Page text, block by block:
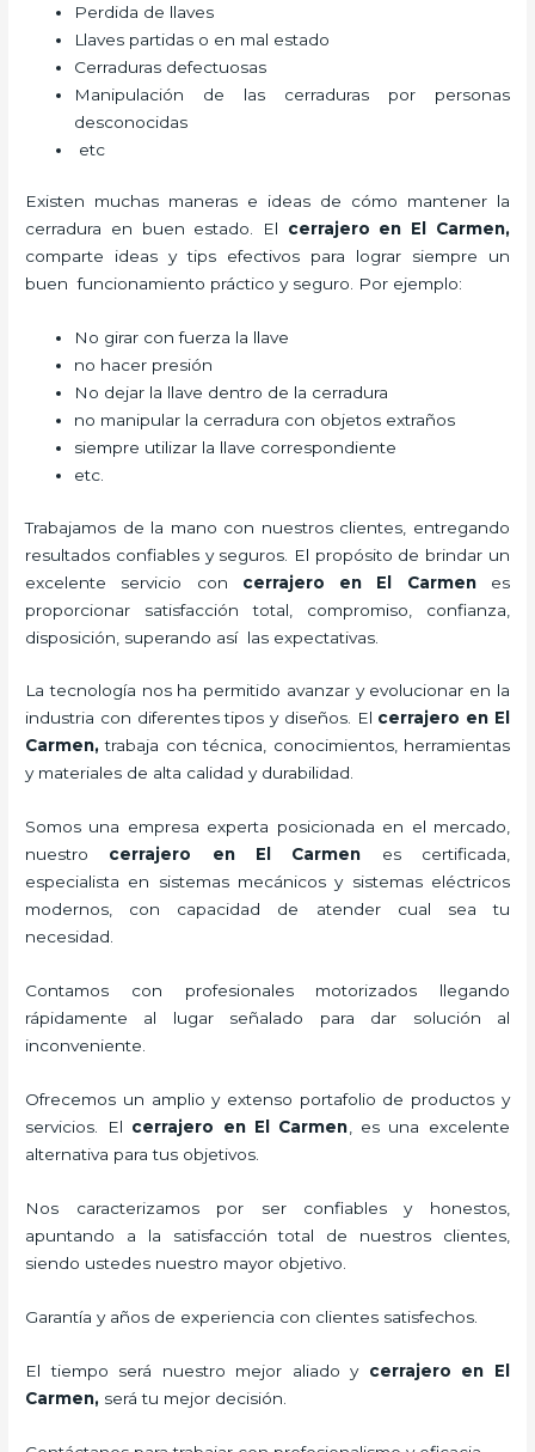
Perdida de llaves
Llaves partidas o en mal estado
Cerraduras defectuosas
Manipulación de las cerraduras por personas
desconocidas
etc
Existen muchas maneras e ideas de cómo mantener la
cerradura en buen estado. El cerrajero en El Carmen,
comparte ideas y tips efectivos para lograr siempre un
buen funcionamiento práctico y seguro. Por ejemplo:
No girar con fuerza la llave
no hacer presión
No dejar la llave dentro de la cerradura
no manipular la cerradura con objetos extraños
siempre utilizar la llave correspondiente
etc.
Trabajamos de la mano con nuestros clientes, entregando
resultados confiables y seguros. El propósito de brindar un
excelente servicio con cerrajero en El Carmenes
proporcionar satisfacción total, compromiso, confianza,
disposición, superando así las expectativas.
La tecnología nos ha permitido avanzar y evolucionar en la
industria con diferentes tipos y diseños. El cerrajero en El
Carmen,trabaja con técnica, conocimientos, herramientas
y materiales de alta calidad y durabilidad.
Somos una empresa experta posicionada en el mercado,
nuestro cerrajero en El Carmen es certificada,
especialista en sistemas mecánicos y sistemas eléctricos
modernos, con capacidad de atender cual sea tu
necesidad.
Contamos con profesionales motorizados llegando
rápidamente al lugar señalado para dar solución al
inconveniente.
Ofrecemos un amplio y extenso portafolio de productos y
servicios. El cerrajero en El Carmen , es una excelente
alternativa para tus objetivos.
Nos caracterizamos por ser confiables y honestos,
apuntando a la satisfacción total de nuestros clientes,
siendo ustedes nuestro mayor objetivo.
Garantía y años de experiencia con clientes satisfechos.
El tiempo será nuestro mejor aliado y cerrajero en El
Carmen, será tu mejor decisión.